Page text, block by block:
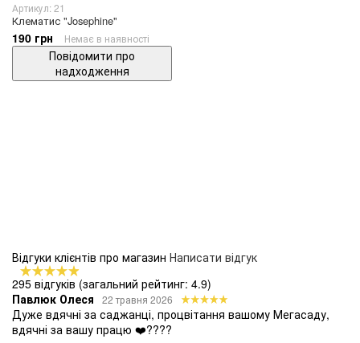
Артикул: 21
Клематис "Josephine"
190 грн Немає в наявності
Повідомити про
надходження
Відгуки клієнтів про магазин Написати відгук
295 відгуків (загальний рейтинг: 4.9)
Павлюк Олеся
22 травня 2026
Дуже вдячні за саджанці, процвітання вашому Мегасаду,
вдячні за вашу працю ❤️????